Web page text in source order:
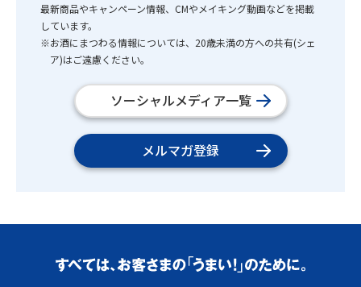
最新商品やキャンペーン情報、CMやメイキング動画などを掲載
しています。
※お酒にまつわる情報については、20歳未満の方への共有(シェ
ア)はご遠慮ください。
ソーシャルメディア一覧
メルマガ登録